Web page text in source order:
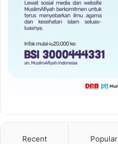
Recent Popular